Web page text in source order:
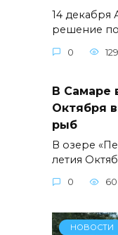
14 декабря
решение
0 129
В Самаре
Октября
рыб
В озере
летия
0 60
НОВОСТИ